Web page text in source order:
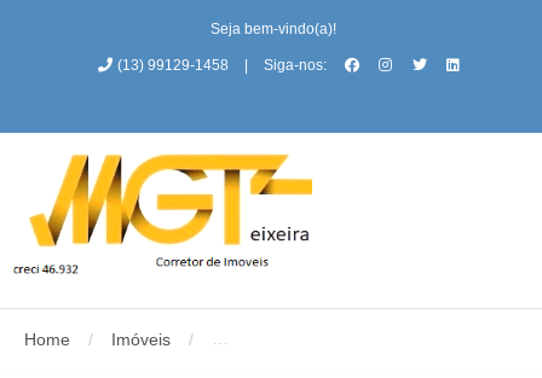
Seja bem-vindo(a)!
(13) 99129-1458 Siga-nos:
Home / Imóveis / Apartamento Tipo GARDEN Semi